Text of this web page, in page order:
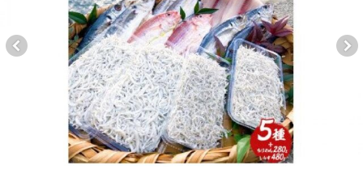
お気に入り 閲覧履歴
メニュー
お礼の品から探す
お礼の品をカテゴリや金額で絞り込み
自治体から探す